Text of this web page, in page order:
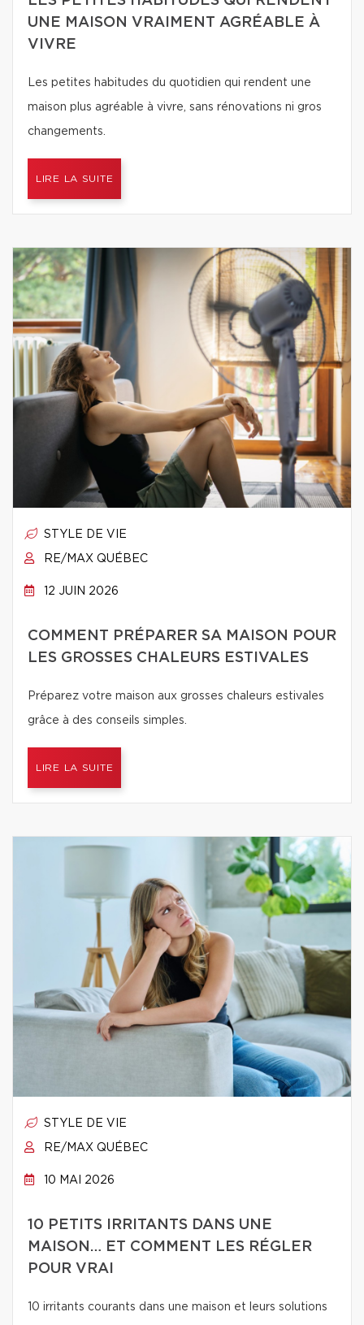
UNE MAISON VRAIMENT AGRÉABLE À
VIVRE
Les petites habitudes du quotidien qui rendent une
maison plus agréable à vivre, sans rénovations ni gros
changements.
LIRE LA SUITE
STYLE DE VIE
RE/MAX QUÉBEC
12 JUIN 2026
COMMENT PRÉPARER SA MAISON POUR
LES GROSSES CHALEURS ESTIVALES
Préparez votre maison aux grosses chaleurs estivales
grâce à des conseils simples.
LIRE LA SUITE
STYLE DE VIE
RE/MAX QUÉBEC
10 MAI 2026
10 PETITS IRRITANTS DANS UNE
MAISON… ET COMMENT LES RÉGLER
POUR VRAI
10 irritants courants dans une maison et leurs solutions